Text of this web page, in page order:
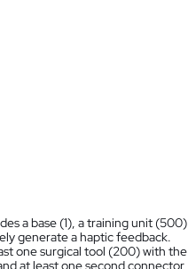
a base (1), a training unit (500)
generate a haptic feedback.
one surgical tool (200) with the
at least one second connector